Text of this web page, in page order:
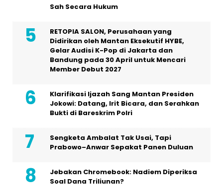
Sah Secara Hukum
RETOPIA SALON, Perusahaan yang
Didirikan oleh Mantan Eksekutif HYBE,
Gelar Audisi K-Pop di Jakarta dan
Bandung pada 30 April untuk Mencari
Member Debut 2027
Klarifikasi Ijazah Sang Mantan Presiden
Jokowi: Datang, Irit Bicara, dan Serahkan
Bukti di Bareskrim Polri
Sengketa Ambalat Tak Usai, Tapi
Prabowo–Anwar Sepakat Panen Duluan
Jebakan Chromebook: Nadiem Diperiksa
Soal Dana Triliunan?